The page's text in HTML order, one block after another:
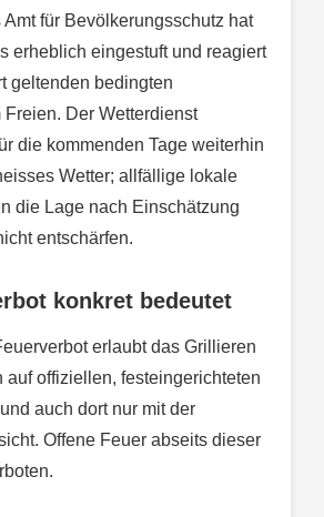
für Bevölkerungsschutz hat
erheblich eingestuft und reagiert
geltenden bedingten
Freien. Der Wetterdienst
die kommenden Tage weiterhin
Wetter; allfällige lokale
die Lage nach Einschätzung
entschärfen.
konkret bedeutet
erlaubt das Grillieren
auf offiziellen, festeingerichteten
auch dort nur mit der
Offene Feuer abseits dieser